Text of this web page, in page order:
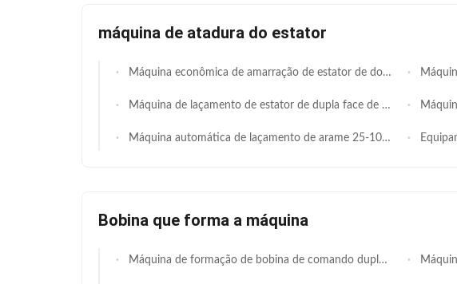
máquina de atadura do estator
Máquina econômica de amarração de estator de dois lados, servo automático de 4 eixos, máquina de amarração de bobina de agulha dupla, altura de pilha de 15 a 120 mm para fabricação de estator de motor doméstico e agrícola pequeno Máquina de atadura do estator
Máquina de laçamento de estator de dupla face de alta velocidade de 200 pontos/min com controlo eletrónico de câmara para motores de veículos elétricos com modo de laçamento sofisticado Máquina de
Máquina automática de laçamento de arame 25-100mm para motor LD com relatório de auditoria SGS SMT-BZ41 Equipamento
Bobina que forma a máquina
Máquina de formação de bobina de comando duplo hidráulico de alta precisão com 30 ̊150 mm de altura de pilha e dobragem de bobina lateral para EV BLDC e servomotores industriais Máquina